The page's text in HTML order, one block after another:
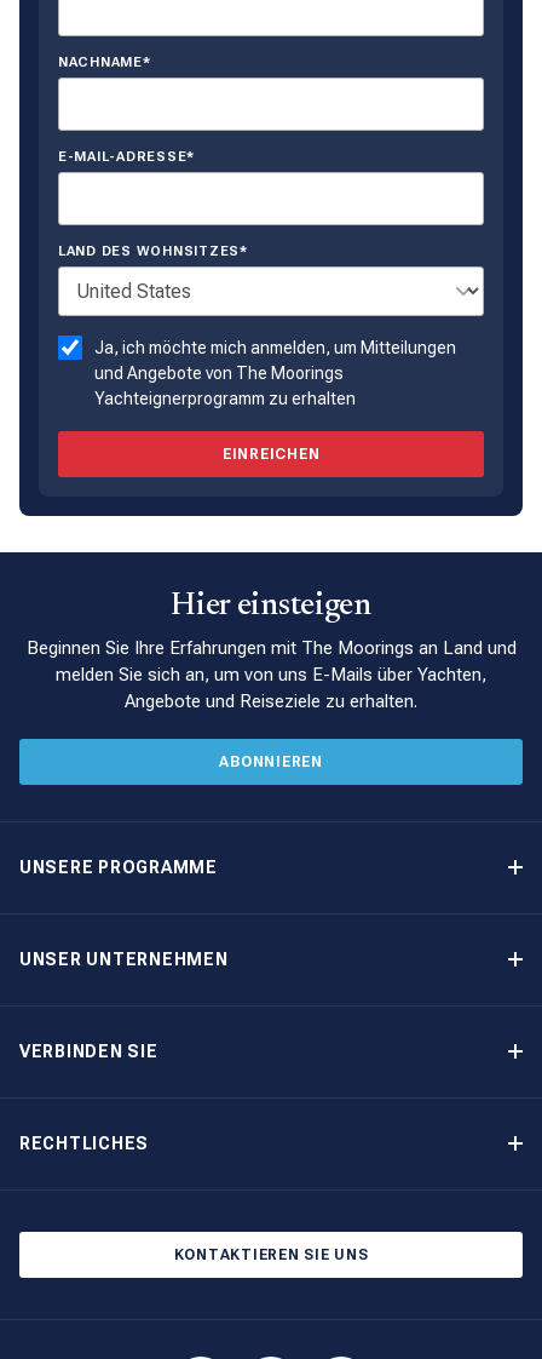
NACHNAME*
E-MAIL-ADRESSE*
LAND DES WOHNSITZES*
Ja, ich möchte mich anmelden, um Mitteilungen
und Angebote von The Moorings
Yachteignerprogramm zu erhalten
EINREICHEN
Hier einsteigen
Beginnen Sie Ihre Erfahrungen mit The Moorings an Land und
melden Sie sich an, um von uns E-Mails über Yachten,
Angebote und Reiseziele zu erhalten.
ABONNIEREN
UNSERE PROGRAMME
UNSER UNTERNEHMEN
VERBINDEN SIE
RECHTLICHES
KONTAKTIEREN SIE UNS